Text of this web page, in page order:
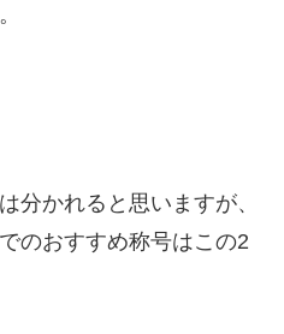
分かれると思いますが、
のおすすめ称号はこの2